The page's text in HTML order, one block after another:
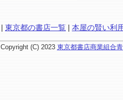
| 東京都の書店一覧 | 本屋の賢い利
Copyright (C) 2023 東京都書店商業組合